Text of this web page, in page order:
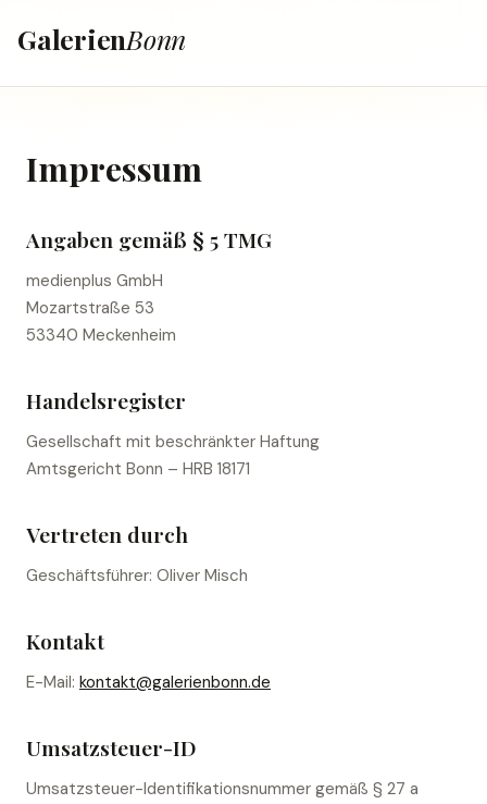
GalerienBonn
Impressum
Angaben gemäß § 5 TMG
medienplus GmbH
Mozartstraße 53
53340 Meckenheim
Handelsregister
Gesellschaft mit beschränkter Haftung
Amtsgericht Bonn – HRB 18171
Vertreten durch
Geschäftsführer: Oliver Misch
Kontakt
E-Mail: kontakt@galerienbonn.de
Umsatzsteuer-ID
Umsatzsteuer-Identifikationsnummer gemäß § 27 a